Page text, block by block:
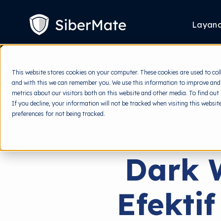
This website stores cookies on your computer. These cookies are used to
and with this we can remember you. We use this information to improve
metrics about our visitors both on this website and other media. To find
If you decline, your information will not be tracked when visiting this
preferences for not being tracked.
CONTENT
Dark